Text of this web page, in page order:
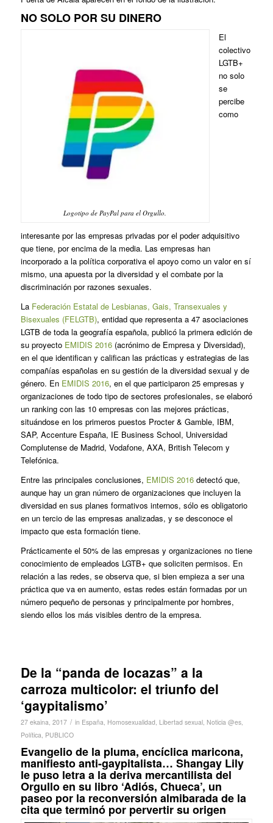
NO SOLO POR SU DINERO
Logotipo de PayPal para el Orgullo.
El
colectivo
LGTB+
no solo
se
percibe
como
interesante por las empresas privadas por el poder adquisitivo
que tiene, por encima de la media. Las empresas han
incorporado a la política corporativa el apoyo como un valor en sí
mismo, una apuesta por la diversidad y el combate por la
discriminación por razones sexuales.
La Federación Estatal de Lesbianas, Gais, Transexuales y
Bisexuales (FELGTB), entidad que representa a 47 asociaciones
LGTB de toda la geografía española, publicó la primera edición de
su proyecto EMIDIS 2016(acrónimo de Empresa y Diversidad),
en el que identifican y califican las prácticas y estrategias de las
compañías españolas en su gestión de la diversidad sexual y de
género. En EMIDIS 2016, en el que participaron 25 empresas y
organizaciones de todo tipo de sectores profesionales, se elaboró
un ranking con las 10 empresas con las mejores prácticas,
situándose en los primeros puestos Procter & Gamble, IBM,
SAP, Accenture España, IE Business School, Universidad
Complutense de Madrid, Vodafone, AXA, British Telecom y
Telefónica.
Entre las principales conclusiones, EMIDIS 2016detectó que,
aunque hay un gran número de organizaciones que incluyen la
diversidad en sus planes formativos internos, sólo es obligatorio
en un tercio de las empresas analizadas, y se desconoce el
impacto que esta formación tiene.
Prácticamente el 50% de las empresas y organizaciones no tiene
conocimiento de empleados LGTB+ que soliciten permisos. En
relación a las redes, se observa que, si bien empieza a ser una
práctica que va en aumento, estas redes están formadas por un
número pequeño de personas y principalmente por hombres,
siendo ellos los más visibles dentro de la empresa.
De la “panda de locazas” a la
carroza multicolor: el triunfo del
‘gaypitalismo’
27 ekaina, 2017 / in España Homosexualidad Libertad sexual, Noticia @es,
Política PUBLICO
Evangelio de la pluma, encíclica maricona,
manifiesto anti-gaypitalista… Shangay Lily
le puso letra a la deriva mercantilista del
Orgullo en su libro ‘Adiós, Chueca’, un
paseo por la reconversión almibarada de la
cita que terminó por pervertir su origen